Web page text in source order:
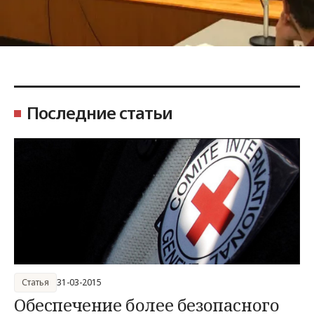
Последние статьи
Обеспечение более безопасного
Статья 31-03-2015